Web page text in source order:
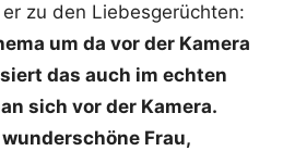
zu den Liebesgerüchten:
um da vor der Kamera
das auch im echten
sich vor der Kamera.
Frau,